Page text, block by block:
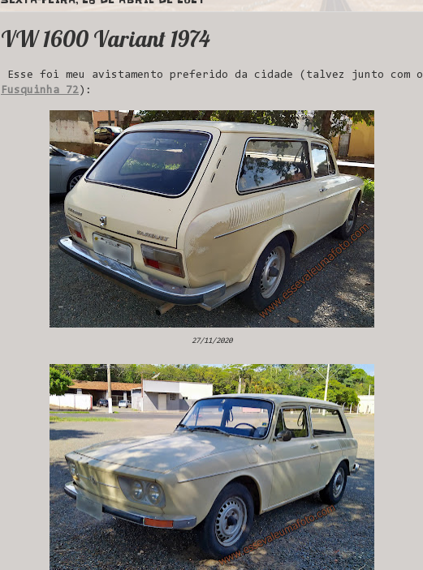
VW 1600 Variant 1974
Esse foi meu avistamento preferido da cidade (talvez junto com o
Fusquinha 72 ):
27/11/2020